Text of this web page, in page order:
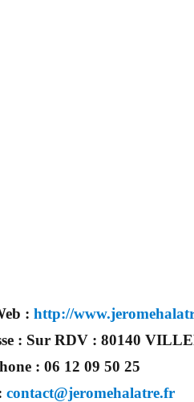
:http://
: Sur RDV : 80140
:06 12 09 50 25
contact@jeromehalatre.fr